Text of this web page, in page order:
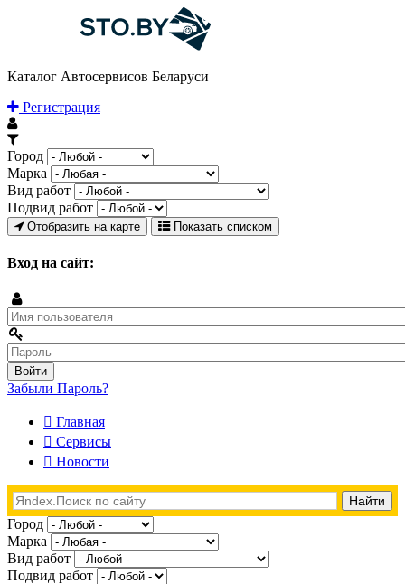
Каталог Автосервисов Беларуси
Регистрация
Город
Марка
Вид работ
Подвид работ
Отобразить на карте Показать списком
Вход на сайт:
Забыли Пароль?
Главная
Сервисы
Новости
Город
Марка
Вид работ
Подвид работ